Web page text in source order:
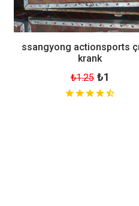
ssangyong actionsports
krank
₺1.25 ₺1